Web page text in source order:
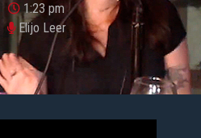
1:23 pm
Elijo Leer